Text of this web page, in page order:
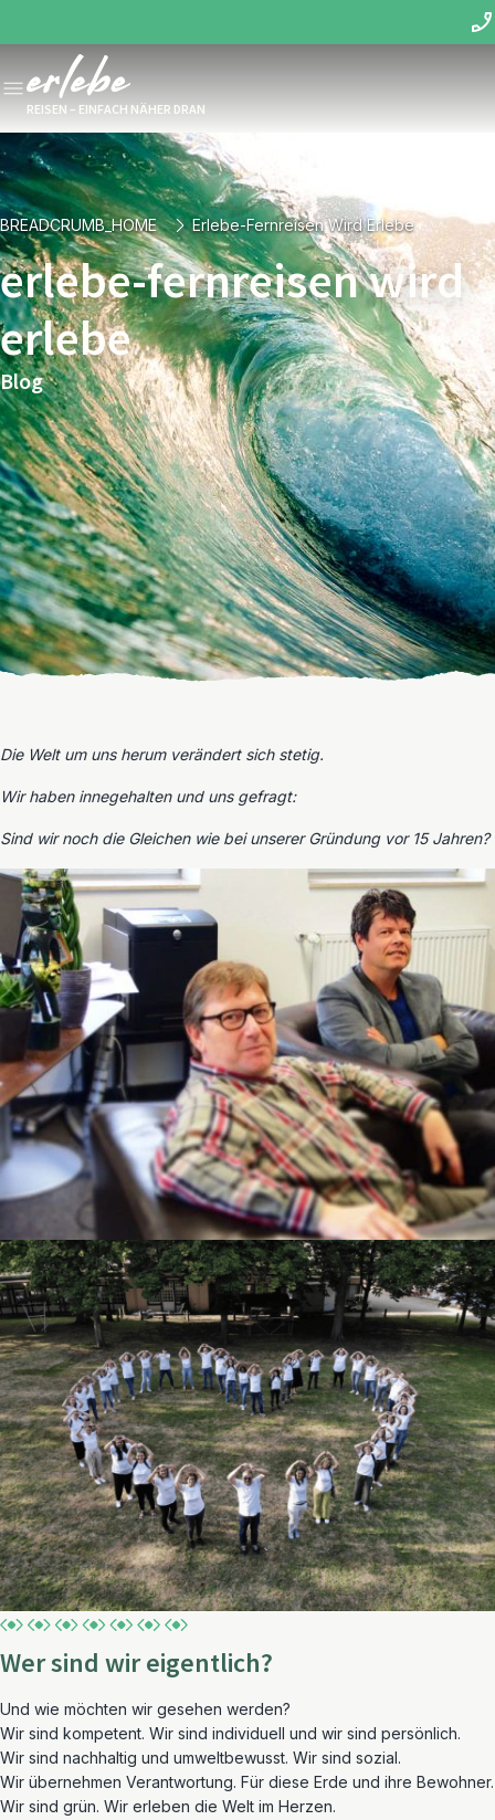
REISEN – EINFACH NÄHER DRAN
BREADCRUMB_HOME Erlebe-Fernreisen Wird Erlebe
erlebe-fernreisen wird
erlebe
Blog
Die Welt um uns herum verändert sich stetig.
Wir haben innegehalten und uns gefragt:
Sind wir noch die Gleichen wie bei unserer Gründung vor 15 Jahren?
Wer sind wir eigentlich?
Und wie möchten wir gesehen werden?
Wir sind kompetent. Wir sind individuell und wir sind persönlich.
Wir sind nachhaltig und umweltbewusst. Wir sind sozial.
Wir übernehmen Verantwortung. Für diese Erde und ihre Bewohner.
Wir sind grün. Wir erleben die Welt im Herzen.